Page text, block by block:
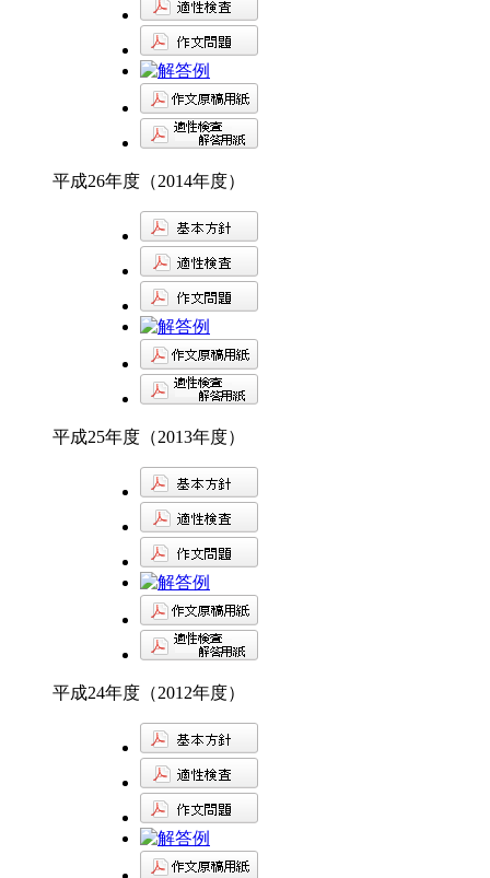
平成26年度（2014年度）
平成25年度（2013年度）
平成24年度（2012年度）